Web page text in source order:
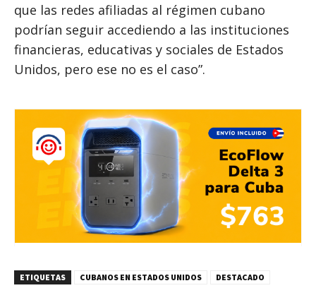
que las redes afiliadas al régimen cubano
podrían seguir accediendo a las instituciones
financieras, educativas y sociales de Estados
Unidos, pero ese no es el caso”.
ETIQUETAS CUBANOS EN ESTADOS UNIDOS
DESTACADO